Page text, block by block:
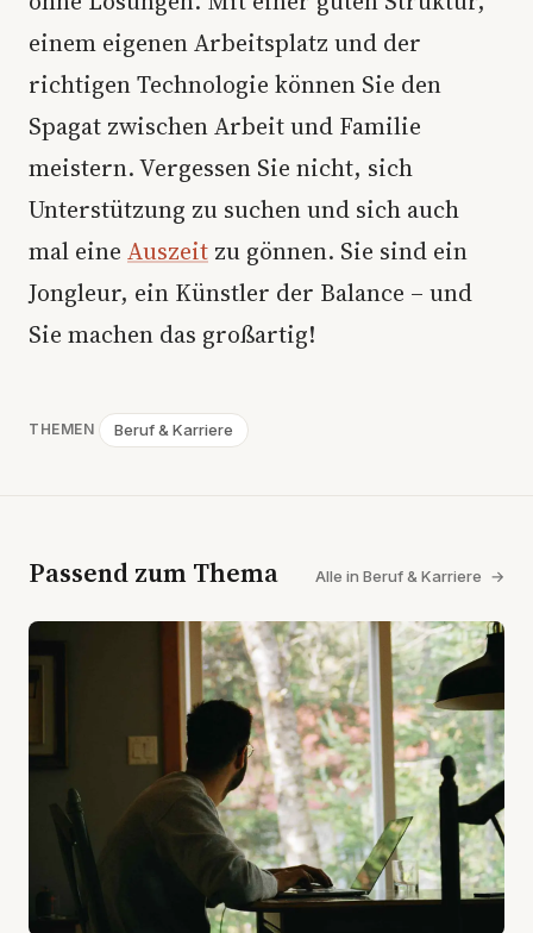
einem eigenen Arbeitsplatz und der
richtigen Technologie können Sie den
Spagat zwischen Arbeit und Familie
meistern. Vergessen Sie nicht, sich
Unterstützung zu suchen und sich auch
mal eine Auszeit zu gönnen. Sie sind ein
Jongleur, ein Künstler der Balance – und
Sie machen das großartig!
THEMEN Beruf & Karriere
Passend zum Thema Alle in Beruf & Karriere →